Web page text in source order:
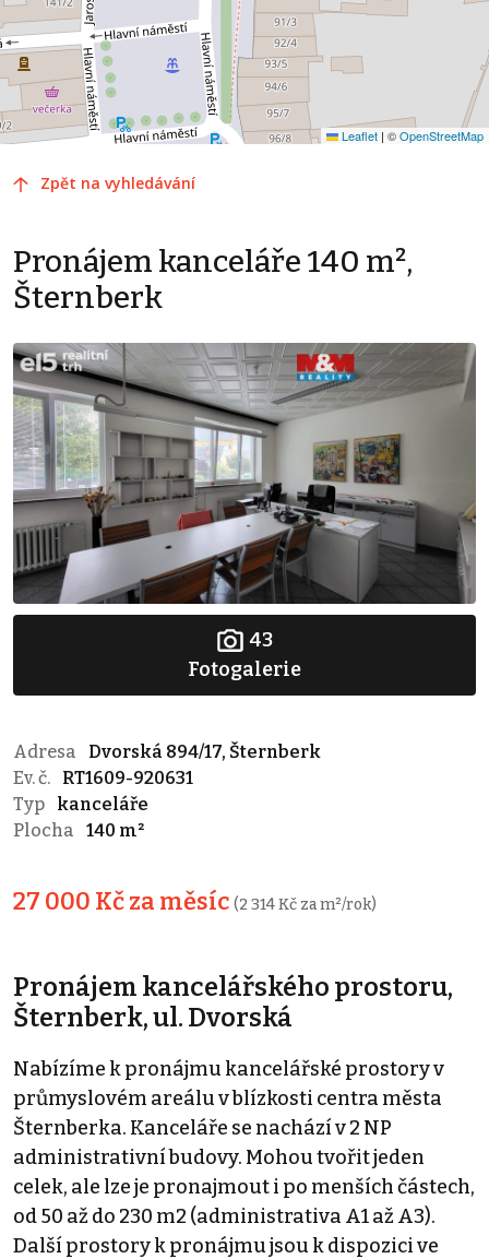
Leaflet | ©OpenStreetMap
Zpět na vyhledávání
Pronájem kanceláře 140 m²,
Šternberk
43
Fotogalerie
Adresa
Dvorská 894/17, Šternberk
Ev. č.
RT1609-920631
Typ
kanceláře
Plocha
140 m²
27 000 Kč za měsíc (2 314 Kč za m²/rok)
Pronájem kancelářského prostoru,
Šternberk, ul. Dvorská
Nabízíme k pronájmu kancelářské prostory v
průmyslovém areálu v blízkosti centra města
Šternberka. Kanceláře se nachází v 2 NP
administrativní budovy. Mohou tvořit jeden
celek, ale lze je pronajmout i po menších částech,
od 50 až do 230 m2 (administrativa A1 až A3).
Další prostory k pronájmu jsou k dispozici ve